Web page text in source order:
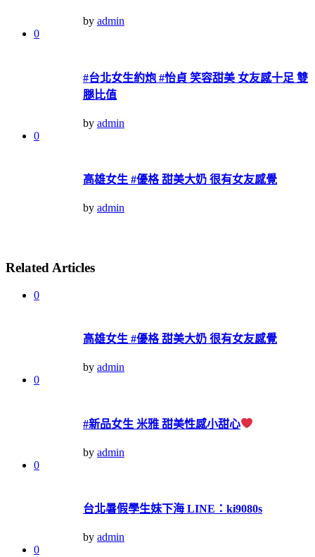
by admin
0
#台北女生約炮 #怡貞 笑容甜美 女友感十足 雙
腿比值
by admin
0
高雄女生 #優格 甜美大奶 很有女友感覺
by admin
Related Articles
0
高雄女生 #優格 甜美大奶 很有女友感覺
by admin
0
#新品女生 米雅 甜美性感小甜心
by admin
0
台北暑假學生妹下海 LINE：ki9080s
by admin
0